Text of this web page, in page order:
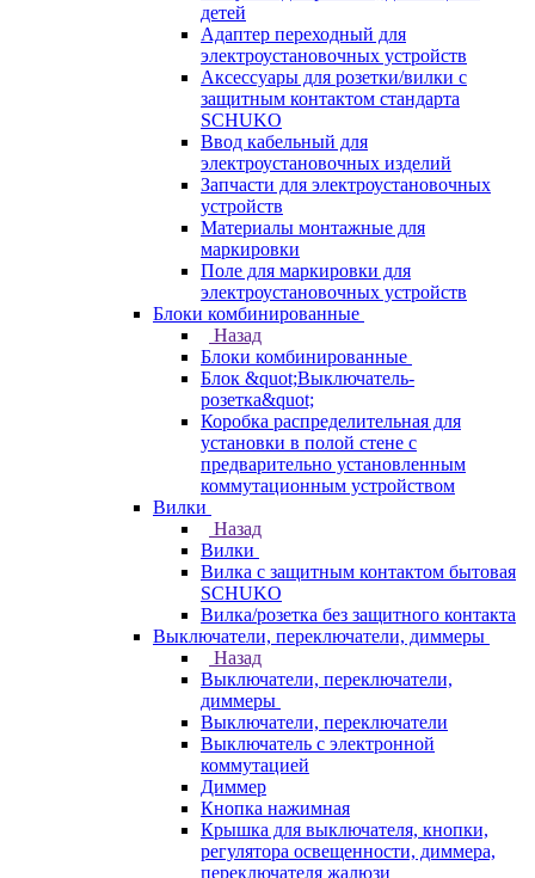
детей
Адаптер переходный для
электроустановочных устройств
Аксессуары для розетки/вилки с
защитным контактом стандарта
SCHUKO
Ввод кабельный для
электроустановочных изделий
Запчасти для электроустановочных
устройств
Материалы монтажные для
маркировки
Поле для маркировки для
электроустановочных устройств
Блоки комбинированные
Назад
Блоки комбинированные
Блок &quot;Выключатель-
розетка&quot;
Коробка распределительная для
установки в полой стене с
предварительно установленным
коммутационным устройством
Вилки
Назад
Вилки
Вилка с защитным контактом бытовая
SCHUKO
Вилка/розетка без защитного контакта
Выключатели, переключатели, диммеры
Назад
Выключатели, переключатели,
диммеры
Выключатели, переключатели
Выключатель с электронной
коммутацией
Диммер
Кнопка нажимная
Крышка для выключателя, кнопки,
регулятора освещенности, диммера,
переключателя жалюзи